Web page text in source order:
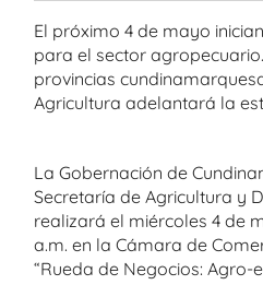
El próximo 4 de mayo
para el sector
provincias
Agricultura adelantará la
La Gobernación de
Secretaría de Agricultura y
realizará el miércoles 4 de
a.m. en la Cámara de
“Rueda de Negocios: Agro-